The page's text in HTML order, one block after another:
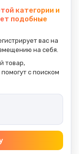
категории и
подобные
вас на
на себя.
товар,
с поиском